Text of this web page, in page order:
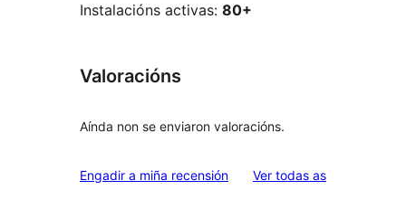
Instalacións activas: 80+
Valoracións
Aínda non se enviaron valoracións.
Engadir a miña recensión Ver todas asvaloracións